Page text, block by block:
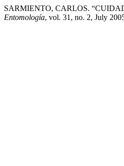
SARMIENTO, CARLOS.
Entomología, vol. 31, no. 2, July